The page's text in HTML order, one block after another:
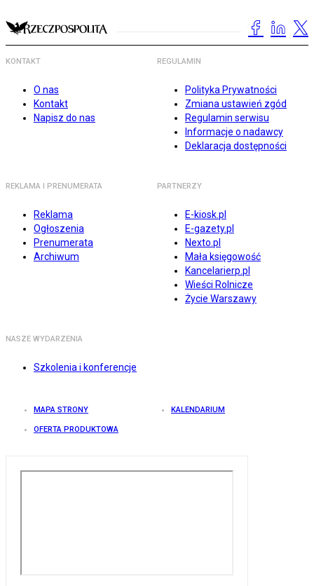
KONTAKT
O nas
Kontakt
Napisz do nas
REGULAMIN
Polityka Prywatności
Zmiana ustawień zgód
Regulamin serwisu
Informacje o nadawcy
Deklaracja dostępności
REKLAMA I PRENUMERATA
Reklama
Ogłoszenia
Prenumerata
Archiwum
PARTNERZY
E-kiosk.pl
E-gazety.pl
Nexto.pl
Mała księgowość
Kancelarierp.pl
Wieści Rolnicze
Życie Warszawy
NASZE WYDARZENIA
Szkolenia i konferencje
MAPA STRONY KALENDARIUM
OFERTA PRODUKTOWA